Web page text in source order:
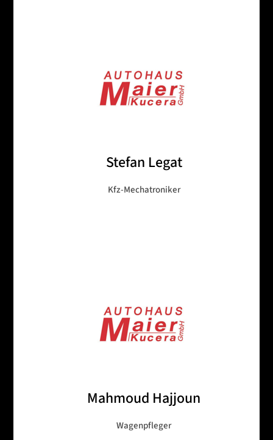
Stefan Legat
Kfz-Mechatroniker
Mahmoud Hajjoun
Wagenpfleger